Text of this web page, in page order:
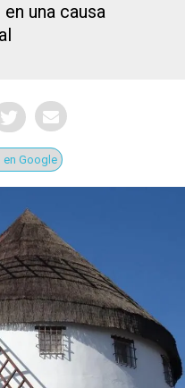
una causa
en Google